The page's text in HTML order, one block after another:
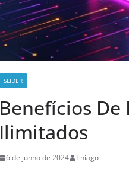
SLIDER
Benefícios De
Ilimitados
6 de junho de 2024 Thiago